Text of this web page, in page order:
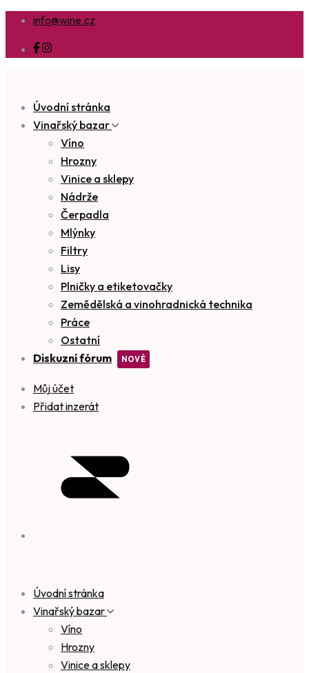
info@wine.cz
Úvodní stránka
Vinařský bazar
Víno
Hrozny
Vinice a sklepy
Nádrže
Čerpadla
Mlýnky
Filtry
Lisy
Plničky a etiketovačky
Zemědělská a vinohradnická technika
Práce
Ostatní
Diskuzní fórum
Můj účet
Přidat inzerát
Úvodní stránka
Vinařský bazar
Víno
Hrozny
Vinice a sklepy